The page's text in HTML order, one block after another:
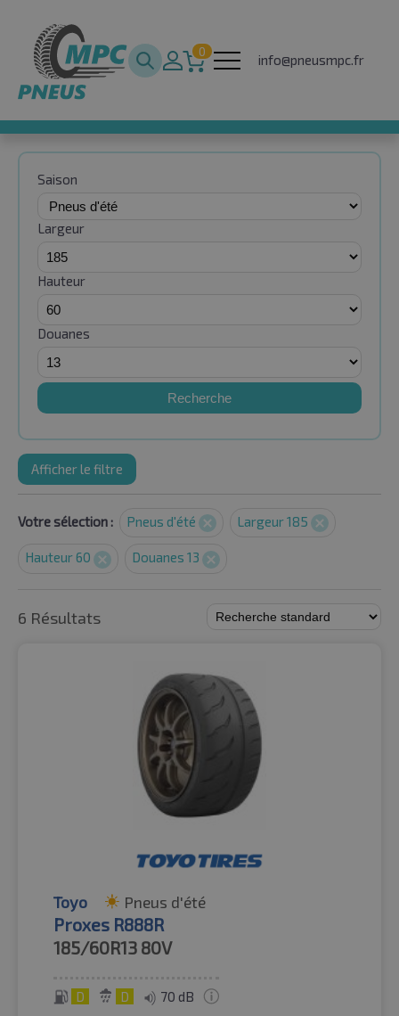
0
info@pneusmpc.fr
Saison
Largeur
Hauteur
Douanes
Recherche
Afficher le filtre
Votre sélection : Pneus d'été Largeur 185
Hauteur 60 Douanes 13
6 Résultats
Toyo Pneus d'été
Proxes R888R
185/60R13 80V
D D 70 dB